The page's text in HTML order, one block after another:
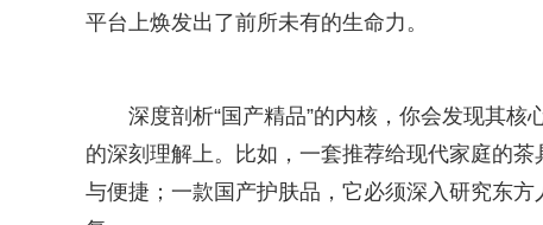
平台上焕发出了前所未有的生命力。
深度剖析“国产精品”的内核，你会发现其核
的深刻理解上。比如，一套推荐给现代家庭的
与便捷；一款国产护肤品，它必须深入研究东